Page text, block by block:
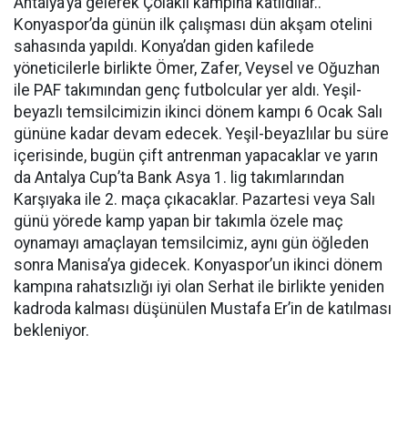
Konyaspor’da günün ilk çalışması dün akşam otelini
sahasında yapıldı. Konya’dan giden kafilede
yöneticilerle birlikte Ömer, Zafer, Veysel ve Oğuzhan
ile PAF takımından genç futbolcular yer aldı. Yeşil-
beyazlı temsilcimizin ikinci dönem kampı 6 Ocak Salı
gününe kadar devam edecek. Yeşil-beyazlılar bu süre
içerisinde, bugün çift antrenman yapacaklar ve yarın
da Antalya Cup’ta Bank Asya 1. lig takımlarından
Karşıyaka ile 2. maça çıkacaklar. Pazartesi veya Salı
günü yörede kamp yapan bir takımla özele maç
oynamayı amaçlayan temsilcimiz, aynı gün öğleden
sonra Manisa’ya gidecek. Konyaspor’un ikinci dönem
kampına rahatsızlığı iyi olan Serhat ile birlikte yeniden
kadroda kalması düşünülen Mustafa Er’in de katılması
bekleniyor.